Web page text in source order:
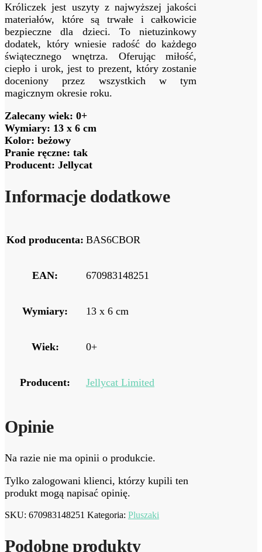
Króliczek jest uszyty z najwyższej jakości
materiałów, które są trwałe i całkowicie
bezpieczne dla dzieci. To nietuzinkowy
dodatek, który wniesie radość do każdego
świątecznego wnętrza. Oferując miłość,
ciepło i urok, jest to prezent, który zostanie
doceniony przez wszystkich w tym
magicznym okresie roku.
Zalecany wiek: 0+
Wymiary: 13 x 6 cm
Kolor: beżowy
Pranie ręczne: tak
Producent: Jellycat
Informacje dodatkowe
Kod producenta: BAS6CBOR
EAN: 670983148251
Wymiary: 13 x 6 cm
Wiek: 0+
Producent: Jellycat Limited
Opinie
Na razie nie ma opinii o produkcie.
Tylko zalogowani klienci, którzy kupili ten
produkt mogą napisać opinię.
SKU: 670983148251 Kategoria: Pluszaki
Podobne produkty